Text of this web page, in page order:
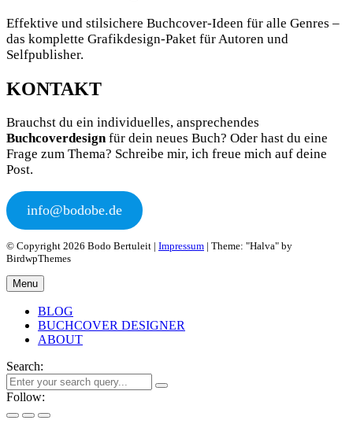
Effektive und stilsichere Buchcover-Ideen für alle Genres –
das komplette Grafikdesign-Paket für Autoren und
Selfpublisher.
KONTAKT
Brauchst du ein individuelles, ansprechendes
Buchcoverdesignfür dein neues Buch? Oder hast du eine
Frage zum Thema? Schreibe mir, ich freue mich auf deine
Post.
info@bodobe.de
© Copyright 2026 Bodo Bertuleit | Impressum | Theme: "Halva" by
BirdwpThemes
Menu
BLOG
BUCHCOVER DESIGNER
ABOUT
Search:
Follow: